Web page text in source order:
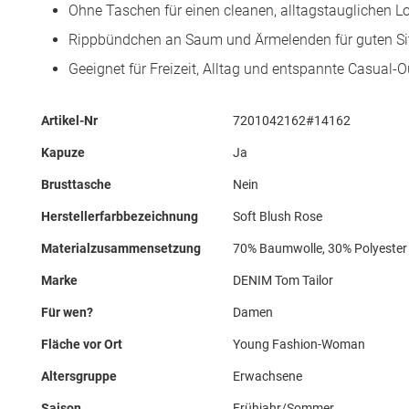
Ohne Taschen für einen cleanen, alltagstauglichen
Rippbündchen an Saum und Ärmelenden für guten
Geeignet für Freizeit, Alltag und entspannte Casual-
Mehr
Artikel-Nr 7201042162#14162
Kapuze Ja
Brusttasche Nein
Herstellerfarbbezeichnung Soft Blush Rose
Materialzusammensetzung 70% Baumwolle, 30% Polyester
Marke DENIM Tom Tailor
Für wen? Damen
Fläche vor Ort Young Fashion-Woman
Altersgruppe Erwachsene